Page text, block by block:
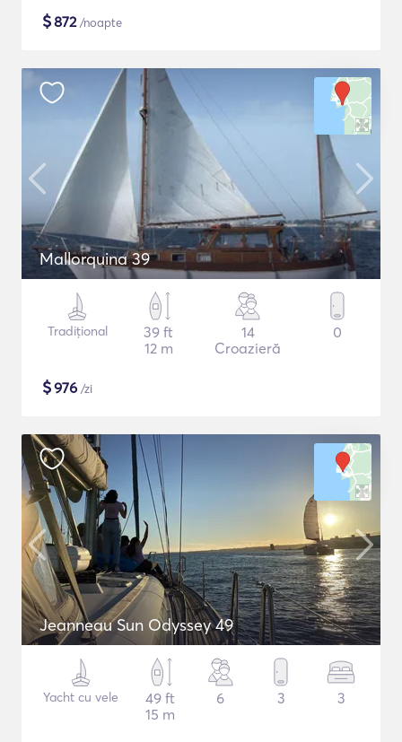
$872/noapte
Mallorquina 39
Tradițional
39 ft
12 m
14
Croazieră
0
$976 /zi
Jeanneau Sun Odyssey 49
Yacht cu vele
49 ft
15 m
6 3 3